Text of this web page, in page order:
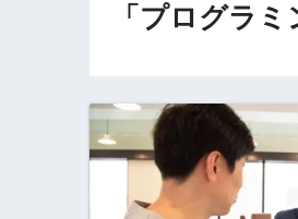
「プログラ